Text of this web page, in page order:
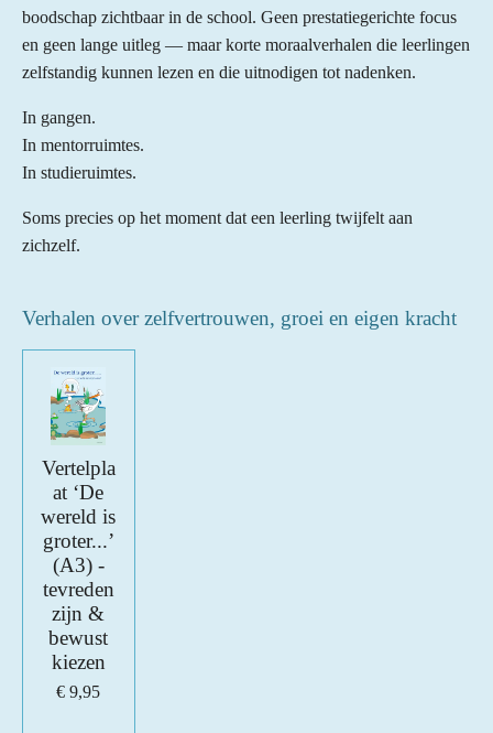
boodschap zichtbaar in de school. Geen prestatiegerichte focus
en geen lange uitleg — maar korte moraalverhalen die leerlingen
zelfstandig kunnen lezen en die uitnodigen tot nadenken.
In gangen.
In mentorruimtes.
In studieruimtes.
Soms precies op het moment dat een leerling twijfelt aan
zichzelf.
Verhalen over zelfvertrouwen, groei en eigen kracht
Vertelpla
at ‘De
wereld is
groter...’
(A3) -
tevreden
zijn &
bewust
kiezen
€ 9,95